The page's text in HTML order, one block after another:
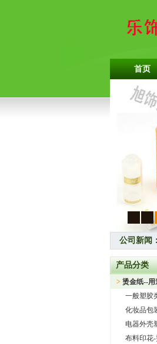
首页
公司新闻：
产品分类
> 烫金纸--用
一般塑胶
化妆品包
电器外壳
布料印花